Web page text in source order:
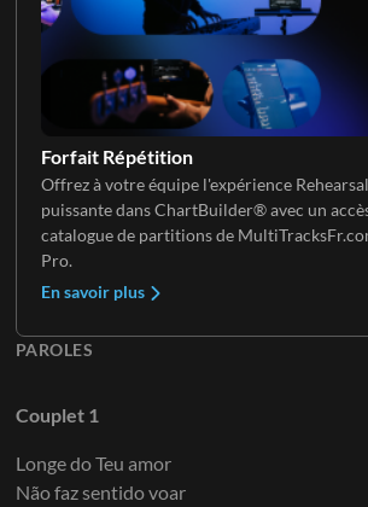
Clavier 3
Clavier 4
Forfait Répétition
Offrez à votre équipe l'expérience
puissante dans ChartBuilder® avec un
catalogue de partitions de
Pro.
En savoir plus
PAROLES
Couplet 1
Longe do Teu amor
Não faz sentido voar